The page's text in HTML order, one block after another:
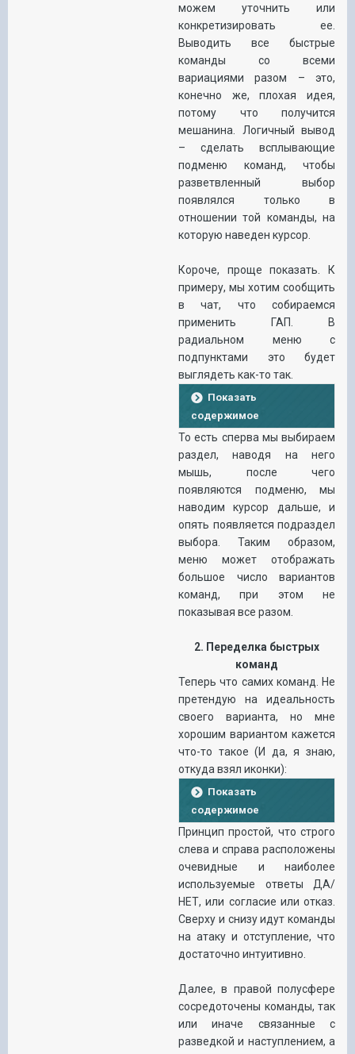
можем уточнить или
конкретизировать ее.
Выводить все быстрые
команды со всеми
вариациями разом – это,
конечно же, плохая идея,
потому что получится
мешанина. Логичный вывод
– сделать всплывающие
подменю команд, чтобы
разветвленный выбор
появлялся только в
отношении той команды, на
которую наведен курсор.
Короче, проще показать. К
примеру, мы хотим сообщить
в чат, что собираемся
применить ГАП. В
радиальном меню с
подпунктами это будет
выглядеть как-то так.
Показать
содержимое
То есть сперва мы выбираем
раздел, наводя на него
мышь, после чего
появляются подменю, мы
наводим курсор дальше, и
опять появляется подраздел
выбора. Таким образом,
меню может отображать
большое число вариантов
команд, при этом не
показывая все разом.
2. Переделка быстрых
команд
Теперь что самих команд. Не
претендую на идеальность
своего варианта, но мне
хорошим вариантом кажется
что-то такое (И да, я знаю,
откуда взял иконки):
Показать
содержимое
Принцип простой, что строго
слева и справа расположены
очевидные и наиболее
используемые ответы ДА/
НЕТ, или согласие или отказ.
Сверху и снизу идут команды
на атаку и отступление, что
достаточно интуитивно.
Далее, в правой полусфере
сосредоточены команды, так
или иначе связанные с
разведкой и наступлением, а